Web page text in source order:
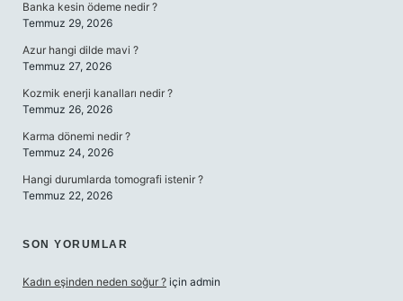
Banka kesin ödeme nedir ?
Temmuz 29, 2026
Azur hangi dilde mavi ?
Temmuz 27, 2026
Kozmik enerji kanalları nedir ?
Temmuz 26, 2026
Karma dönemi nedir ?
Temmuz 24, 2026
Hangi durumlarda tomografi istenir ?
Temmuz 22, 2026
SON YORUMLAR
Kadın eşinden neden soğur ? için admin